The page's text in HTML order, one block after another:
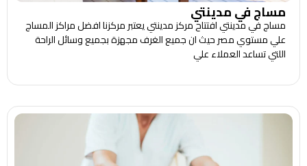
مساج في مدينتي
مساج في مدينتي افتتاح مركز مدينتي يعتبر مركزنا افضل مراكز المساج
علي مستوي مصر حيث ان جميع الغرف مجهزة بجميع وسائل الراحة
اللتي تساعد العملاء علي